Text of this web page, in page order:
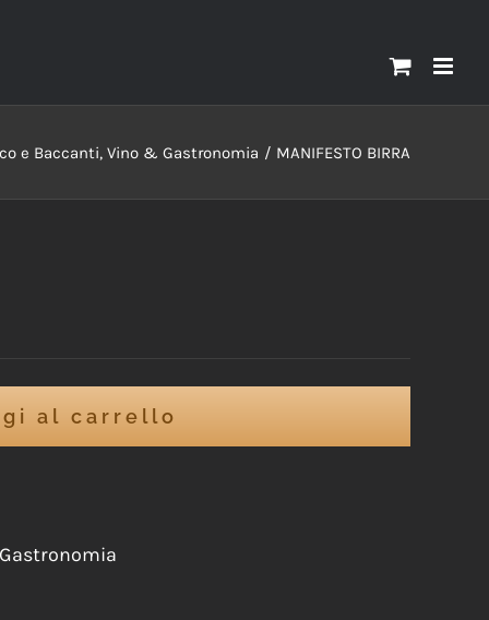
e Baccanti, Vino & Gastronomia MANIFESTO BIRRA
al carrello